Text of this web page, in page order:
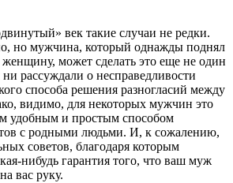
век такие случаи не редки.
но мужчина, который однажды поднял
может сделать это еще не один
рассуждали о несправедливости
способа решения разногласий между
видимо, для некоторых мужчин это
удобным и простым способом
с родными людьми. И, к сожалению,
советов, благодаря которым
нибудь гарантия того, что ваш муж
вас руку.